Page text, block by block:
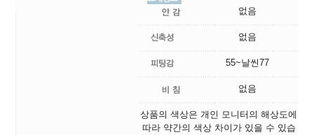
없음
없음
55~날씬77
없음
상품의 색상은 개인 모니터의 해상도에
따라 약간의 색상 차이가 있을 수 있습